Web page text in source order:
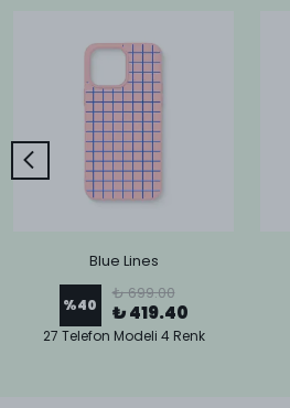
Blue Lines
%40
₺ 699.00
₺ 419.40
27 Telefon Modeli 4 Renk